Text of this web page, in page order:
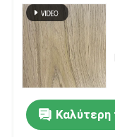
Καλύτερη